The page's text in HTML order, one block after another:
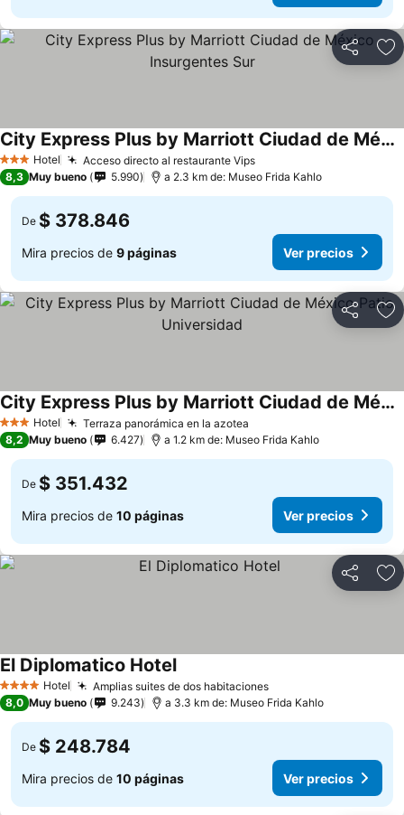
Compartir
3 Estrellas
Hotel Acceso directo al restaurante VipsVer precios
City Express Plus by Marriott Ciudad de México Insurgentes Sur
Ver precios
8,3 Muy bueno 5.990 a 2.3 km de: Museo Frida Kahlo
De $ 378.846
Mira precios de 9 páginas Ver precios
Compartir
3 Estrellas
Hotel Terraza panorámica en la azotea
City Express Plus by Marriott Ciudad de México Patio Universidad
Ver precios
8,2 Muy bueno 6.427 a 1.2 km de: Museo Frida Kahlo
De $ 351.432
Mira precios de 10 páginas Ver precios
Compartir
4 EstrellasHotel Amplias suites de dos habitacionesVer precios
El Diplomatico HotelVer precios
8,0 Muy bueno 9.243 a 3.3 km de: Museo Frida Kahlo
De $ 248.784
Mira precios de 10 páginas Ver precios